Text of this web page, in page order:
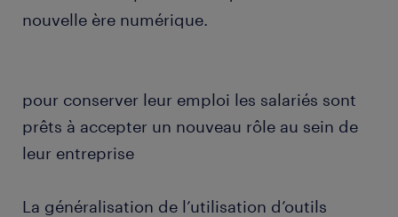
nouvelle ère numérique.
pour conserver leur emploi les salariés sont
prêts à accepter un nouveau rôle au sein de
leur entreprise
La généralisation de l’utilisation d’outils